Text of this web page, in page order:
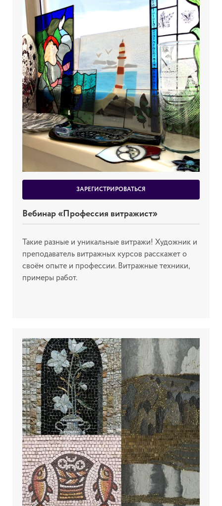
ЗАРЕГИСТРИРОВАТЬСЯ
Вебинар «Профессия витражист»
Такие разные и уникальные витражи! Художник и
преподаватель витражных курсов расскажет о
своём опыте и профессии. Витражные техники,
примеры работ.